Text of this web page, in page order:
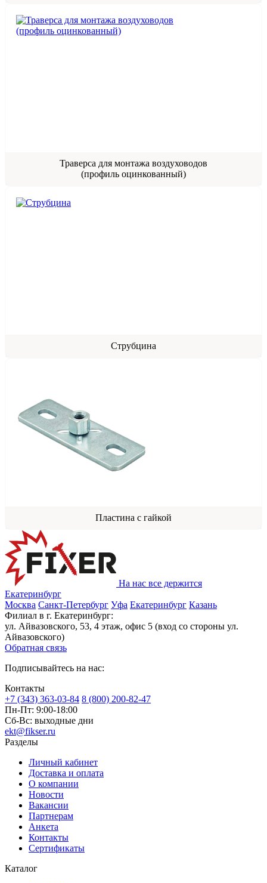
Траверса для монтажа воздуховодов
(профиль оцинкованный)
Струбцина
Пластина с гайкой
На нас все держится
Екатеринбург
Москва Санкт-Петербург Уфа Екатеринбург Казань
Филиал в г. Екатеринбург:
ул. Айвазовского, 53, 4 этаж, офис 5 (вход со стороны ул.
Айвазовского)
Обратная связь
Подписывайтесь на нас:
Контакты
+7 (343) 363-03-84 8 (800) 200-82-47
Пн-Пт: 9:00-18:00
Сб-Вс: выходные дни
ekt@fikser.ru
Разделы
Личный кабинет
Доставка и оплата
О компании
Новости
Вакансии
Партнерам
Анкета
Контакты
Сертификаты
Каталог